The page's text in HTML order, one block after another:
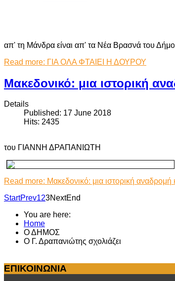
απ' τη Μάνδρα είναι απ' τα Νέα Βρασνά του
Read more: ΓΙΑ ΟΛΑ ΦΤΑΙΕΙ Η ΔΟΥΡΟΥ
Μακεδονικό: μια ιστορική
Details
Published: 17 June 2018
Hits: 2435
του ΓΙΑΝΝΗ ΔΡΑΠΑΝΙΩΤΗ
Read more: Μακεδονικό: μια ιστορική
StartPrev123NextEnd
You are here:
Home
Ο ΔΗΜΟΣ
Ο Γ. Δραπανιώτης σχολιάζει
ΕΠΙΚΟΙΝΩΝΙΑ